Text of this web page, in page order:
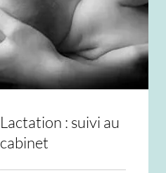
Lactation : suivi au
cabinet